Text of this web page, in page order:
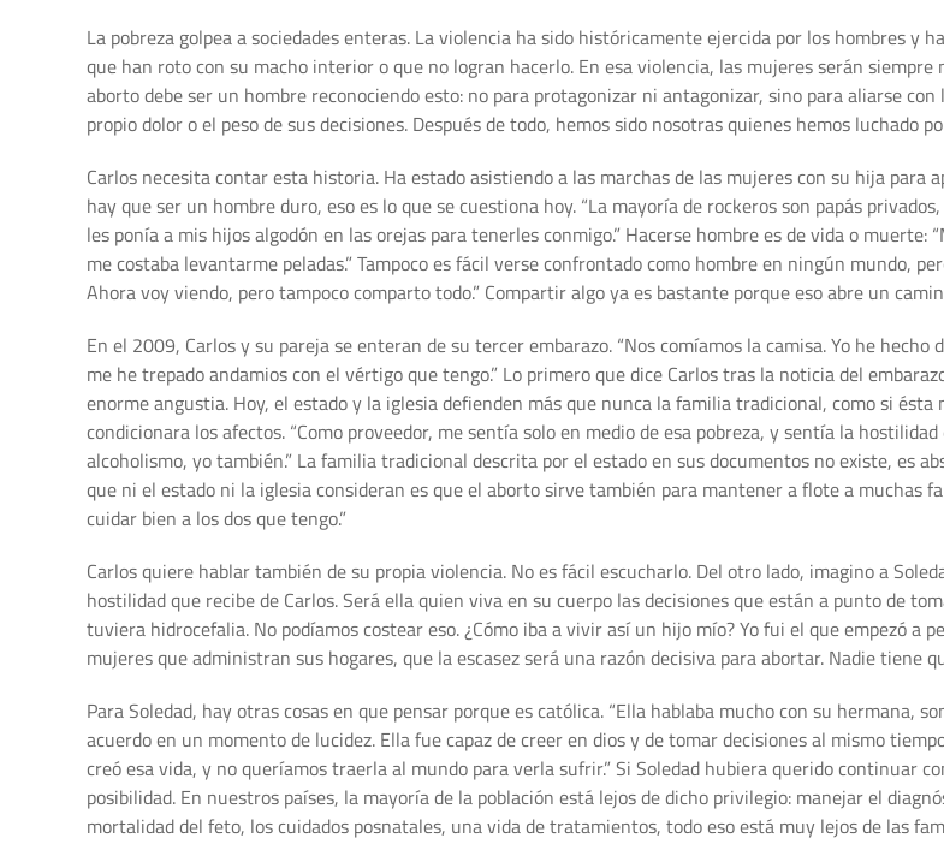
La pobreza golpea a sociedades enteras. La violencia ha sido históricamente ejercida por los hombres y
que han roto con su macho interior o que no logran hacerlo. En esa violencia, las mujeres serán siempre
aborto debe ser un hombre reconociendo esto: no para protagonizar ni antagonizar, sino para aliarse
propio dolor o el peso de sus decisiones. Después de todo, hemos sido nosotras quienes hemos luchado
Carlos necesita contar esta historia. Ha estado asistiendo a las marchas de las mujeres con su hija
hay que ser un hombre duro, eso es lo que se cuestiona hoy. “La mayoría de rockeros son papás
les ponía a mis hijos algodón en las orejas para tenerles conmigo.” Hacerse hombre es de vida o
me costaba levantarme peladas.” Tampoco es fácil verse confrontado como hombre en ningún mundo,
Ahora voy viendo, pero tampoco comparto todo.” Compartir algo ya es bastante porque eso abre un
En el 2009, Carlos y su pareja se enteran de su tercer embarazo. “Nos comíamos la camisa. Yo he
me he trepado andamios con el vértigo que tengo.” Lo primero que dice Carlos tras la noticia del
enorme angustia. Hoy, el estado y la iglesia defienden más que nunca la familia tradicional, como si
condicionara los afectos. “Como proveedor, me sentía solo en medio de esa pobreza, y sentía la
alcoholismo, yo también.” La familia tradicional descrita por el estado en sus documentos no existe, es
que ni el estado ni la iglesia consideran es que el aborto sirve también para mantener a flote a muchas
cuidar bien a los dos que tengo.”
Carlos quiere hablar también de su propia violencia. No es fácil escucharlo. Del otro lado, imagino a
hostilidad que recibe de Carlos. Será ella quien viva en su cuerpo las decisiones que están a punto de
tuviera hidrocefalia. No podíamos costear eso. ¿Cómo iba a vivir así un hijo mío? Yo fui el que empezó a
mujeres que administran sus hogares, que la escasez será una razón decisiva para abortar. Nadie tiene
Para Soledad, hay otras cosas en que pensar porque es católica. “Ella hablaba mucho con su hermana,
acuerdo en un momento de lucidez. Ella fue capaz de creer en dios y de tomar decisiones al mismo
creó esa vida, y no queríamos traerla al mundo para verla sufrir.” Si Soledad hubiera querido continuar
posibilidad. En nuestros países, la mayoría de la población está lejos de dicho privilegio: manejar el
mortalidad del feto, los cuidados posnatales, una vida de tratamientos, todo eso está muy lejos de las